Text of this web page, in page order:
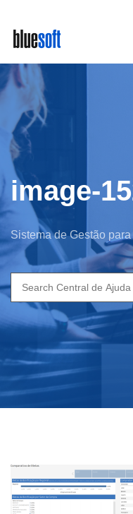
main
content
image-
Sistema de Gestão
Search
for: